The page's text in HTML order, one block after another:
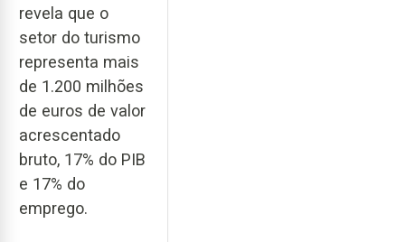
revela que o
setor do turismo
representa mais
de 1.200 milhões
de euros de valor
acrescentado
bruto, 17% do PIB
e 17% do
emprego.